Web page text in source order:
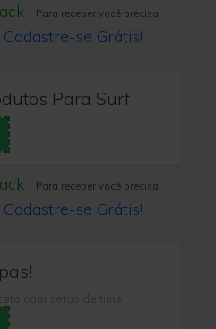
Para receber você precisa
Cadastre-se Grátis!
Para Surf
Para receber você precisa
Cadastre-se Grátis!
camisetas de time